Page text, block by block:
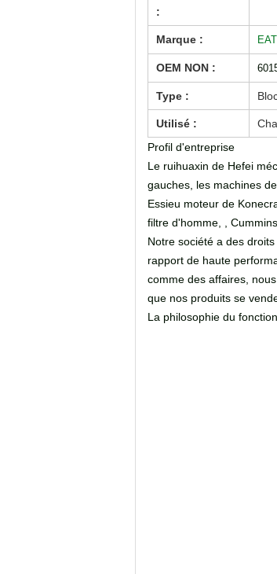
:
Marque :
OEM NON :
Type :
Utilisé :
Profil d'entreprise
Le ruihuaxin de Hefei
gauches, les machines
Essieu moteur de
filtre d'homme, ,
Notre société a des
rapport de haute
comme des affaires,
que nos produits se
La philosophie du